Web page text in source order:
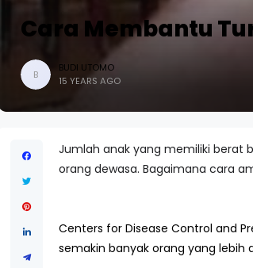
Cara Membantu
B
BUDI UTOMO
15 YEARS AGO
Jumlah anak yang memiliki berat
orang dewasa. Bagaimana cara
Centers for Disease Control and
semakin banyak orang yang lebih